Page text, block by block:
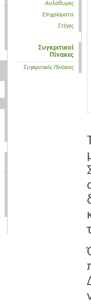
Αυλόθυρες
Επιχρίσματα
Στέγες
Συγκριτικοί
Πίνακες
Συγκριτικός Πίνακας